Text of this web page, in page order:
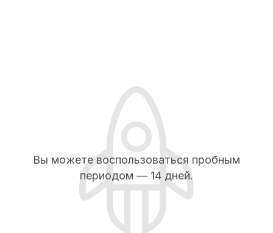
Вы можете воспользоваться пробным
периодом — 14 дней.